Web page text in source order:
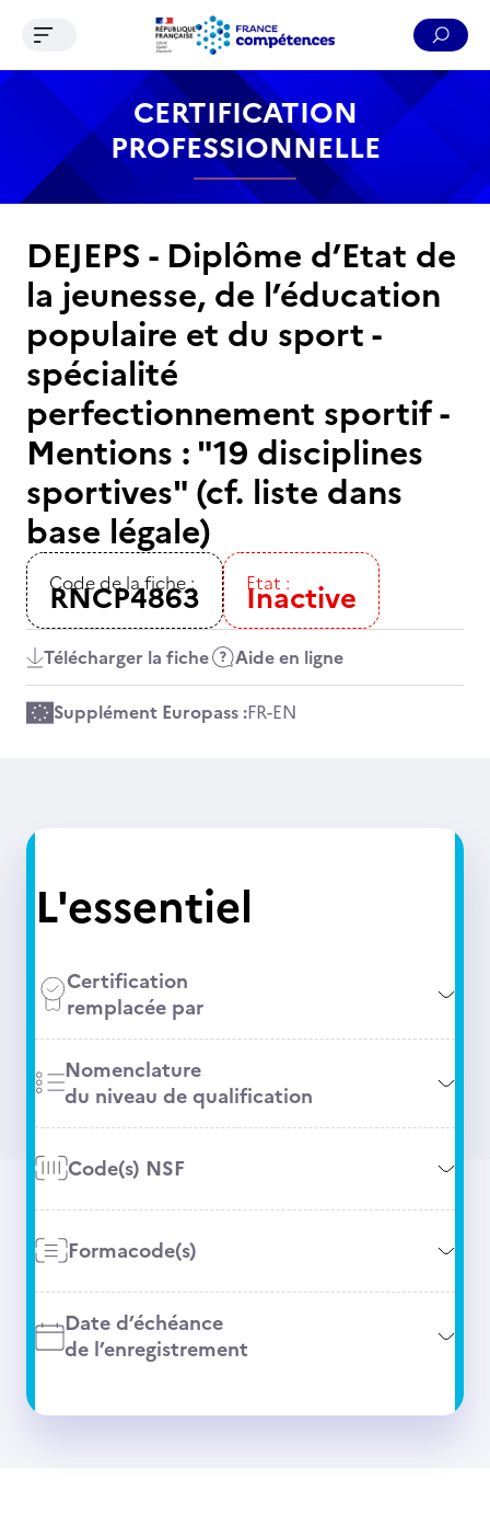
Contenu Recherche Menu Pied de page
Ouvrir le menu de navigation
CERTIFICATION
PROFESSIONNELLE
DEJEPS - Diplôme d’Etat de
la jeunesse, de l’éducation
populaire et du sport -
spécialité
perfectionnement sportif -
Mentions : "19 disciplines
sportives" (cf. liste dans
base légale)
Code de la fiche :
RNCP4863 Etat :
Inactive
Télécharger la fiche Aide en ligne
Supplément Europass :FR-EN
L'essentiel
Certification
remplacée par
Nomenclature
du niveau de qualification
Code(s) NSF
Formacode(s)
Date d’échéance
de l’enregistrement